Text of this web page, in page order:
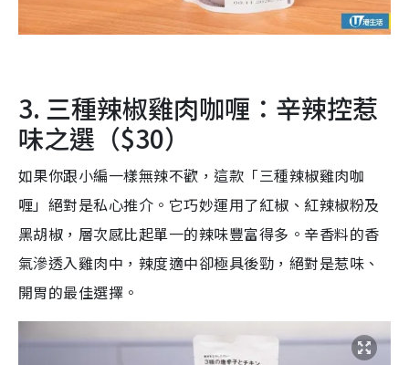
3. 三種辣椒雞肉咖喱：辛辣控惹
味之選（$30）
如果你跟小編一樣無辣不歡，這款「三種辣椒雞肉咖
喱」絕對是私心推介。它巧妙運用了紅椒、紅辣椒粉及
黑胡椒，層次感比起單一的辣味豐富得多。辛香料的香
氣滲透入雞肉中，辣度適中卻極具後勁，絕對是惹味、
開胃的最佳選擇。